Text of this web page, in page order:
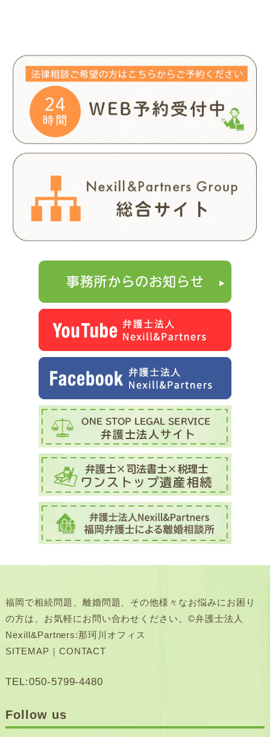
福岡で相続問題、離婚問題、その他様々なお悩みにお困り
の方は、お気軽にお問い合わせください。©弁護士法人
Nexill&Partners:那珂川オフィス
SITEMAP ｜ CONTACT
TEL:050-5799-4480
Follow us